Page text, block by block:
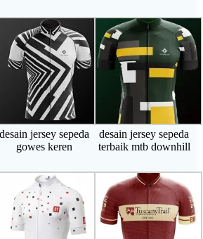
desain jersey sepeda
gowes keren
desain jersey sepeda
terbaik mtb downhill